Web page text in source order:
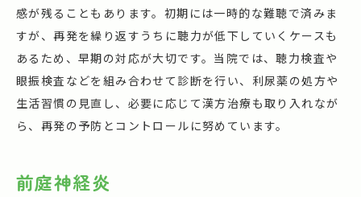
感が残ることもあります。初期には一時的な難聴で済みま
すが、再発を繰り返すうちに聴力が低下していくケースも
あるため、早期の対応が大切です。当院では、聴力検査や
眼振検査などを組み合わせて診断を行い、利尿薬の処方や
生活習慣の見直し、必要に応じて漢方治療も取り入れなが
ら、再発の予防とコントロールに努めています。
前庭神経炎